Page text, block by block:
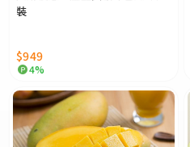
裝
$949
4%